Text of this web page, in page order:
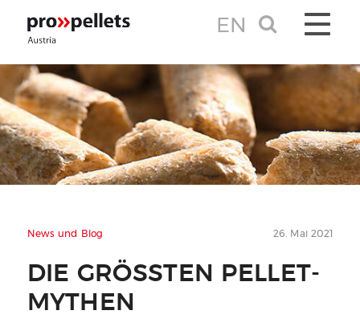
TOGGLE
EN
26. Mai 2021
News und Blog
DIE GRÖSSTEN PELLET-M
YTHEN